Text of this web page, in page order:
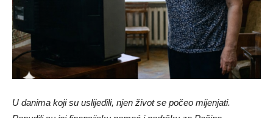
U danima koji su uslijedili, njen život se počeo mijenjati.